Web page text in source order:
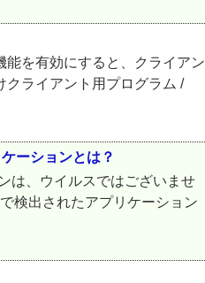
を有効にすると、クライアン
クライアント用プログラム /
ーションとは？
は、ウイルスではございませ
検出されたアプリケーション